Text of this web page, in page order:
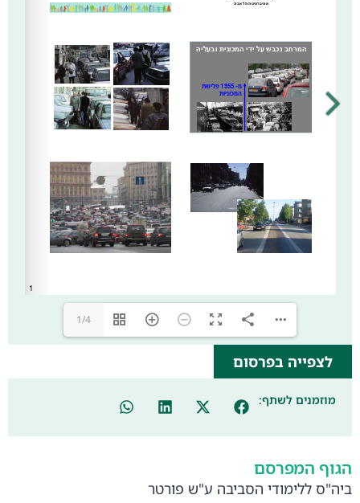
1/4
לצפייה בפרסום
מוזמנים לשתף:
הגוף המפרסם
ביה"ס ללימודי הסביבה ע"ש פורטר